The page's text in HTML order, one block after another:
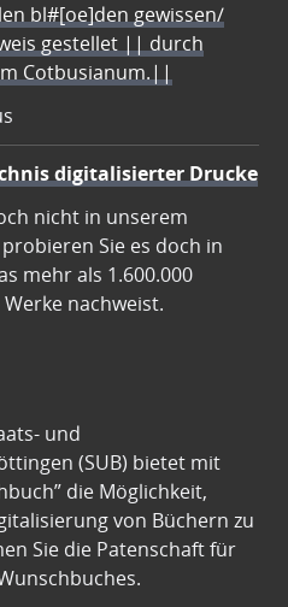
bl#[oe]den gewissen/
gestellet || durch
Cotbusianum.||
digitalisierter Drucke
nicht in unserem
Sie es doch in
mehr als 1.600.000
nachweist.
und
(SUB) bietet mit
die Möglichkeit,
von Büchern zu
Sie die Patenschaft für